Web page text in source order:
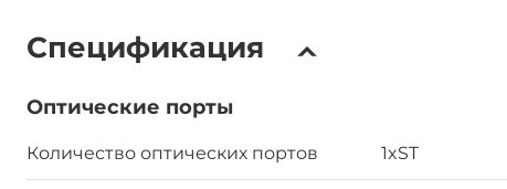
Спецификация
Оптические порты
Количество оптических портов 1xST